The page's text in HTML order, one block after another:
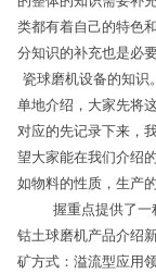
类都有着自己的特色
分知识的补充也是必
瓷球磨机设备的知识
单地介绍，大家先将
对应的先记录下来，
望大家能在我们介绍
如物料的性质，生产
握重点提供了一
钴土球磨机产品介绍
矿方式：溢流型应用